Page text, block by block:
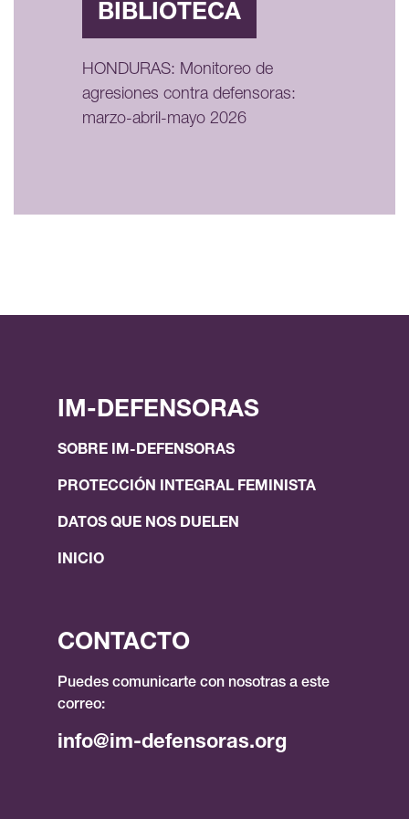
BIBLIOTECA
HONDURAS: Monitoreo de
agresiones contra defensoras:
marzo-abril-mayo 2026
IM-DEFENSORAS
SOBRE IM-DEFENSORAS
PROTECCIÓN INTEGRAL FEMINISTA
DATOS QUE NOS DUELEN
INICIO
CONTACTO
Puedes comunicarte con nosotras a este
correo:
info@im-defensoras.org